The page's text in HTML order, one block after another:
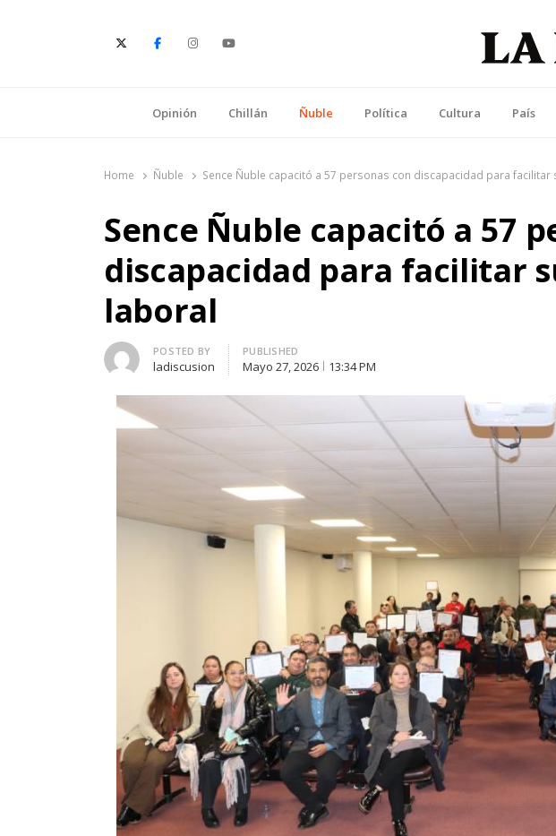
Opinión Chillán Ñuble Política Cultura País
Home Ñuble Sence Ñuble capacitó a 57 personas con discapacidad para
Sence Ñuble capacitó a 57
discapacidad para facilitar
laboral
Author
POSTED BY
ladiscusion
PUBLISHED
Mayo 27, 2026 13:34 PM